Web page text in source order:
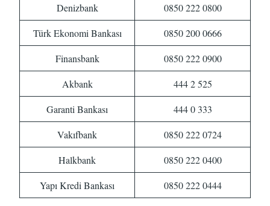
Denizbank
0850 222 0800
Türk Ekonomi Bankası
0850 200 0666
Finansbank
0850 222 0900
Akbank
444 2 525
Garanti Bankası
444 0 333
Vakıfbank
0850 222 0724
Halkbank
0850 222 0400
Yapı Kredi Bankası
0850 222 0444